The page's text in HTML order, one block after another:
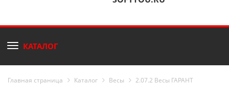
КАТАЛОГ
Главная страница Каталог Весы 2.07.2 Весы ГАРАНТ